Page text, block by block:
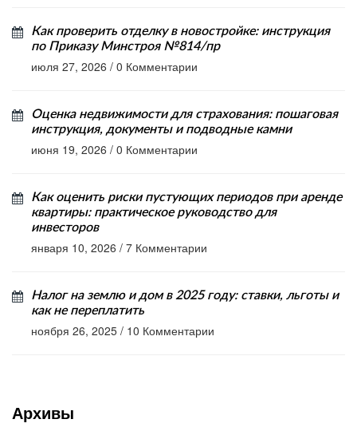
Как проверить отделку в новостройке: инструкция
по Приказу Минстроя №814/пр
июля 27, 2026 / 0 Комментарии
Оценка недвижимости для страхования: пошаговая
инструкция, документы и подводные камни
июня 19, 2026 / 0 Комментарии
Как оценить риски пустующих периодов при аренде
квартиры: практическое руководство для
инвесторов
января 10, 2026 / 7 Комментарии
Налог на землю и дом в 2025 году: ставки, льготы и
как не переплатить
ноября 26, 2025 / 10 Комментарии
Архивы